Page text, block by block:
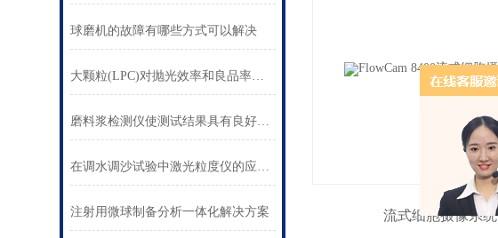
球磨机的故障有哪些方式可以解决
大颗粒(LPC)对抛光效率和良品率的影响 -- TEOS层的CMP抛光研究
磨料浆检测仪使测试结果具有良好的可重复性
在调水调沙试验中激光粒度仪的应用作用
注射用微球制备分析一体化解决方案 流式细胞摄像系统